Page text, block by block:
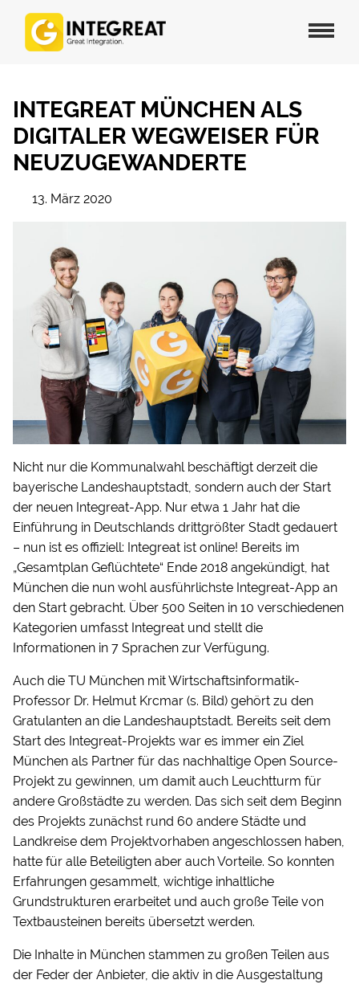
INTEGREAT MÜNCHEN ALS
DIGITALER WEGWEISER FÜR
NEUZUGEWANDERTE
13. März 2020
Nicht nur die Kommunalwahl beschäftigt derzeit die
bayerische Landeshauptstadt, sondern auch der Start
der neuen Integreat-App. Nur etwa 1 Jahr hat die
Einführung in Deutschlands drittgrößter Stadt gedauert
– nun ist es offiziell: Integreat ist online! Bereits im
„Gesamtplan Geflüchtete“ Ende 2018 angekündigt, hat
München die nun wohl ausführlichste Integreat-App an
den Start gebracht. Über 500 Seiten in 10 verschiedenen
Kategorien umfasst Integreat und stellt die
Informationen in 7 Sprachen zur Verfügung.
Auch die TU München mit Wirtschaftsinformatik-
Professor Dr. Helmut Krcmar (s. Bild) gehört zu den
Gratulanten an die Landeshauptstadt. Bereits seit dem
Start des Integreat-Projekts war es immer ein Ziel
München als Partner für das nachhaltige Open Source-
Projekt zu gewinnen, um damit auch Leuchtturm für
andere Großstädte zu werden. Das sich seit dem Beginn
des Projekts zunächst rund 60 andere Städte und
Landkreise dem Projektvorhaben angeschlossen haben,
hatte für alle Beteiligten aber auch Vorteile. So konnten
Erfahrungen gesammelt, wichtige inhaltliche
Grundstrukturen erarbeitet und auch große Teile von
Textbausteinen bereits übersetzt werden.
Die Inhalte in München stammen zu großen Teilen aus
der Feder der Anbieter, die aktiv in die Ausgestaltung